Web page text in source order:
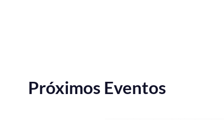
Próximos Eventos